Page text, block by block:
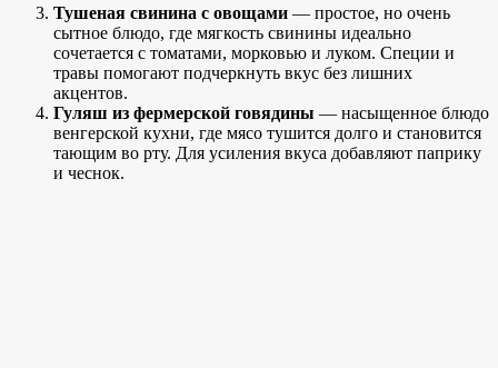
Тушеная свинина с овощами — простое, но очень
сытное блюдо, где мягкость свинины идеально
сочетается с томатами, морковью и луком. Специи и
травы помогают подчеркнуть вкус без лишних
акцентов.
Гуляш из фермерской говядины — насыщенное блюдо
венгерской кухни, где мясо тушится долго и становится
тающим во рту. Для усиления вкуса добавляют паприку
и чеснок.